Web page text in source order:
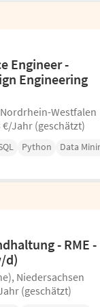
Engineer -
Engineering
Westfalen
€/Jahr (geschätzt)
Python
Data
- RME -
d)
Niedersachsen
(geschätzt)